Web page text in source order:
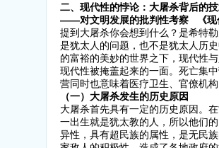
二、现代性的悖论：大屠杀背后的
——对文明发展的批判性考察 《现
提到大屠杀你会想到什么？是希特
是犹太人的问题，也不是犹太人历
的富裕的美妙的世界之下，现代性
现代性被掩盖起来的一面。死亡集
营同时也意味着医疗卫生、官僚机
（一）大屠杀发生的历史原因
大屠杀首先具有一定的历史原因。
一出生就是犹太教的人，所以他们
异性，具有超民族的属性，是无民